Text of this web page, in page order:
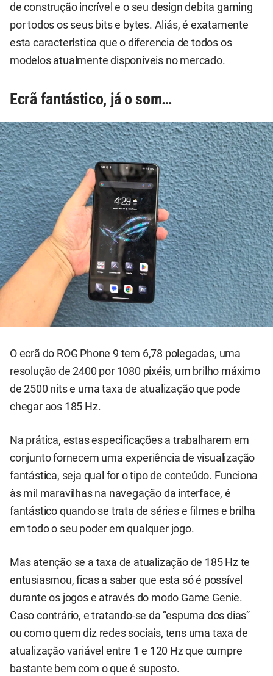
de construção incrível e o seu design debita gaming
por todos os seus bits e bytes. Aliás, é exatamente
esta característica que o diferencia de todos os
modelos atualmente disponíveis no mercado.
Ecrã fantástico, já o som…
O ecrã do ROG Phone 9 tem 6,78 polegadas, uma
resolução de 2400 por 1080 pixéis, um brilho máximo
de 2500 nits e uma taxa de atualização que pode
chegar aos 185 Hz.
Na prática, estas especificações a trabalharem em
conjunto fornecem uma experiência de visualização
fantástica, seja qual for o tipo de conteúdo. Funciona
às mil maravilhas na navegação da interface, é
fantástico quando se trata de séries e filmes e brilha
em todo o seu poder em qualquer jogo.
Mas atenção se a taxa de atualização de 185 Hz te
entusiasmou, ficas a saber que esta só é possível
durante os jogos e através do modo Game Genie.
Caso contrário, e tratando-se da “espuma dos dias”
ou como quem diz redes sociais, tens uma taxa de
atualização variável entre 1 e 120 Hz que cumpre
bastante bem com o que é suposto.